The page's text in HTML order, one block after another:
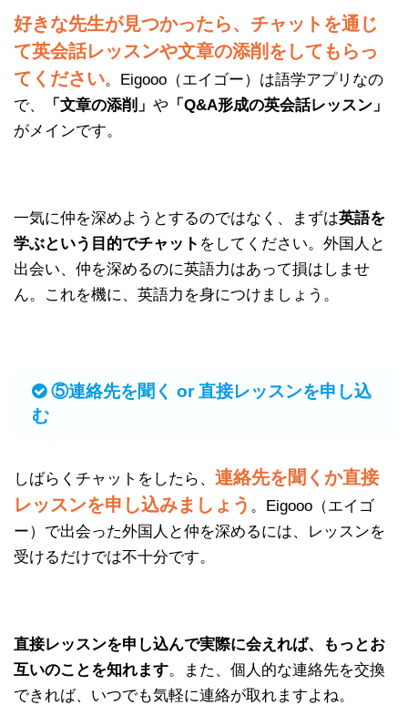
好きな先生が見つかったら、チャットを通じ
て英会話レッスンや文章の添削をしてもらっ
てください。Eigooo（エイゴー）は語学アプリなの
で、
「文章の添削」 や 「Q&A形成の英会話レッスン」
がメインです。
一気に仲を深めようとするのではなく、まずは英語を
学ぶという目的でチャット をしてください。外国人と
出会い、仲を深めるのに英語力はあって損はしませ
ん。これを機に、英語力を身につけましょう。
⑤連絡先を聞く or 直接レッスンを申し込
む
しばらくチャットをしたら、 連絡先を聞くか直接
レッスンを申し込みましょう 。Eigooo（エイゴ
ー）で出会った外国人と仲を深めるには、レッスンを
受けるだけでは不十分です。
直接レッスンを申し込んで実際に会えれば、もっとお
互いのことを知れます。また、個人的な連絡先を交換
できれば、いつでも気軽に連絡が取れますよね。